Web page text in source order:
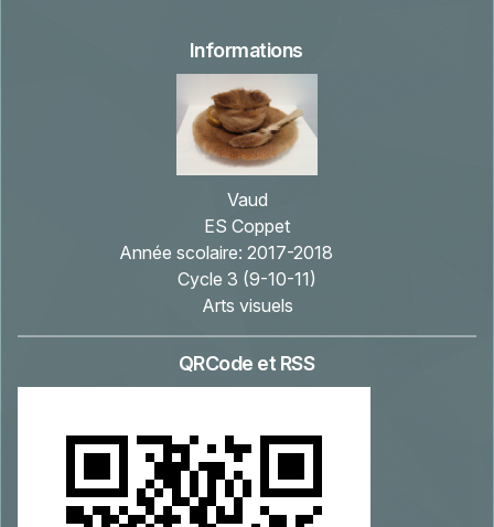
Informations
Vaud
ES Coppet
Année scolaire: 2017-2018
Cycle 3 (9-10-11)
Arts visuels
QRCode et RSS